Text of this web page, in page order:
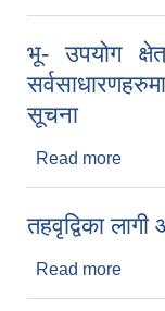
भू- उपयोग
सूचना
Read more
तहवृद्विका
Read more